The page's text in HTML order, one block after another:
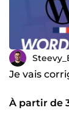
Je vais
À partir de